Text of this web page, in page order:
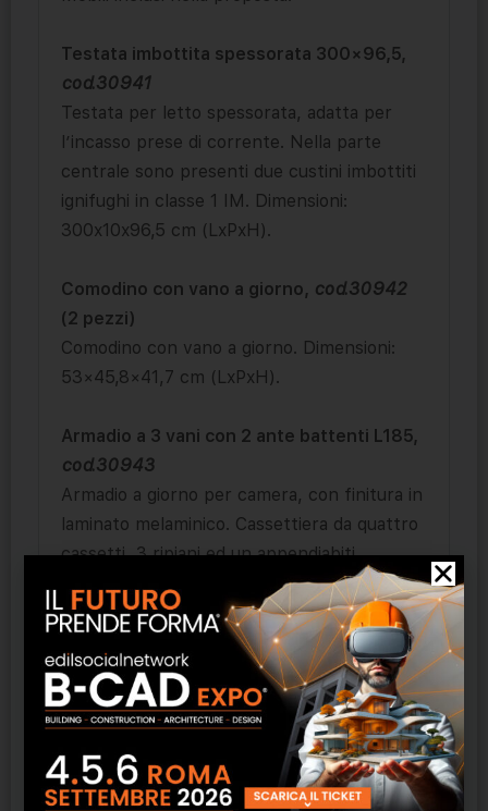
Testata imbottita spessorata 300×96,5,
cod.30941
Testata per letto spessorata, adatta per
l’incasso prese di corrente. Nella parte
centrale sono presenti due custini imbottiti
ignifughi in classe 1 IM. Dimensioni:
300x10x96,5 cm (LxPxH).
Comodino con vano a giorno, cod.30942
(2 pezzi)
Comodino con vano a giorno. Dimensioni:
53×45,8×41,7 cm (LxPxH).
Armadio a 3 vani con 2 ante battenti L185,
cod.30943
Armadio a giorno per camera, con finitura in
laminato melaminico. Cassettiera da quattro
cassetti, 3 ripiani ed un appendiabiti
compresi. Dimensioni 180×57,1×197 cm
(LxPxH).
Scrivania con piano sospeso e portafrigo,
cod.30944
Scrivania per camere d’Albergo con piano
sospeso, con vano porta frigobar. La parte
sospesa del piano poggia su un cubo pensile